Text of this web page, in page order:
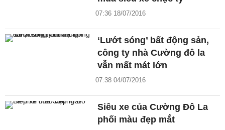
07:36 18/07/2016
‘Lướt sóng’ bất động sản,
công ty nhà Cường đô la
vẫn mất mát lớn
07:38 04/07/2016
Siêu xe của Cường Đô La
phối màu đẹp mắt